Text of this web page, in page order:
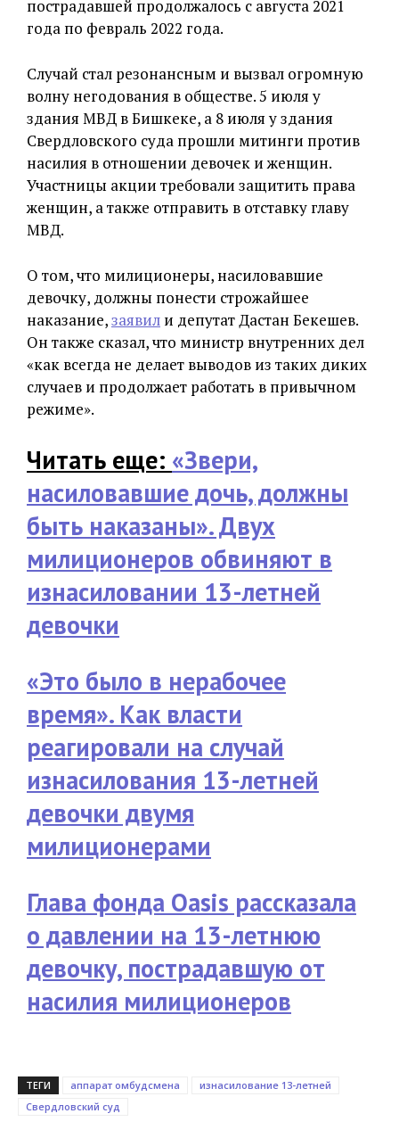
пострадавшей продолжалось с августа 2021
года по февраль 2022 года.
Случай стал резонансным и вызвал огромную
волну негодования в обществе. 5 июля у
здания МВД в Бишкеке, а 8 июля у здания
Свердловского суда прошли митинги против
насилия в отношении девочек и женщин.
Участницы акции требовали защитить права
женщин, а также отправить в отставку главу
МВД.
О том, что милиционеры, насиловавшие
девочку, должны понести строжайшее
наказание,заявил и депутат Дастан Бекешев.
Он также сказал, что министр внутренних дел
«как всегда не делает выводов из таких диких
случаев и продолжает работать в привычном
режиме».
Читать еще: «Звери,
насиловавшие дочь, должны
быть наказаны». Двух
милиционеров обвиняют в
изнасиловании 13-летней
девочки
«Это было в нерабочее
время». Как власти
реагировали на случай
изнасилования 13-летней
девочки двумя
милиционерами
Глава фонда Oasis рассказала
о давлении на 13-летнюю
девочку, пострадавшую от
насилия милиционеров
ТЕГИ аппарат омбудсмена
изнасилование 13-летней
Свердловский суд